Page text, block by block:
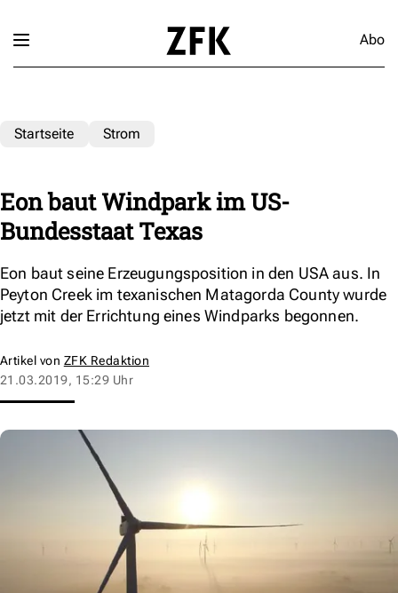
Abo
Startseite Strom
Eon baut Windpark im US-
Bundesstaat Texas
Eon baut seine Erzeugungsposition in den USA aus. In
Peyton Creek im texanischen Matagorda County wurde
jetzt mit der Errichtung eines Windparks begonnen.
Artikel von ZFK Redaktion
21.03.2019, 15:29 Uhr